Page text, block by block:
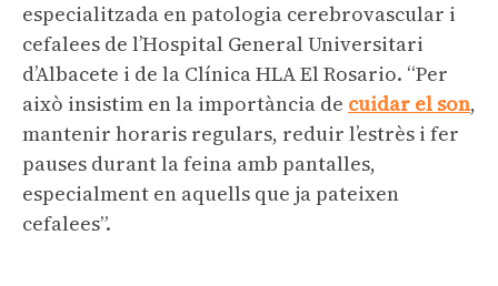
especialitzada en patologia cerebrovascular i
cefalees de l’Hospital General Universitari
d’Albacete i de la Clínica HLA El Rosario. “Per
això insistim en la importància de cuidar el son,
mantenir horaris regulars, reduir l’estrès i fer
pauses durant la feina amb pantalles,
especialment en aquells que ja pateixen
cefalees”.